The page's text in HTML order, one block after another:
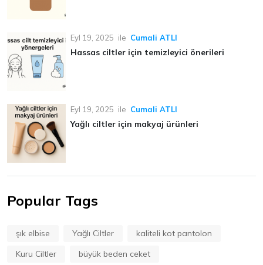
Eyl 19, 2025 ile Cumali ATLI
Hassas ciltler için temizleyici önerileri
Eyl 19, 2025 ile Cumali ATLI
Yağlı ciltler için makyaj ürünleri
Popular Tags
şık elbise Yağlı Ciltler
kaliteli kot pantolon
Kuru Ciltler
büyük beden ceket